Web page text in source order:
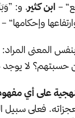
– ابن كثير
وإحكامها“ –
بنفس المعنى
حسبتهم؟ لا
فعلى سبيل